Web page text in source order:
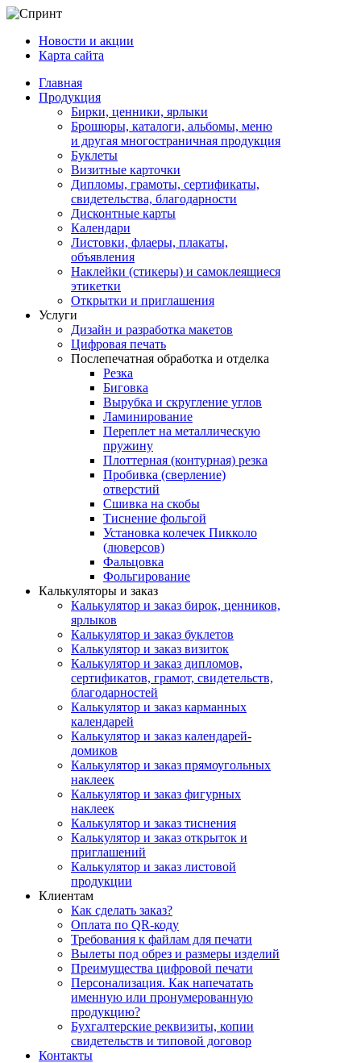
Новости и акции
Карта сайта
Главная
Продукция
Бирки, ценники, ярлыки
Брошюры, каталоги, альбомы, меню
и другая многостраничная продукция
Буклеты
Визитные карточки
Дипломы, грамоты, сертификаты,
свидетельства, благодарности
Дисконтные карты
Календари
Листовки, флаеры, плакаты,
объявления
Наклейки (стикеры) и самоклеящиеся
этикетки
Открытки и приглашения
Услуги
Дизайн и разработка макетов
Цифровая печать
Послепечатная обработка и отделка
Резка
Биговка
Вырубка и скругление углов
Ламинирование
Переплет на металлическую
пружину
Плоттерная (контурная) резка
Пробивка (сверление)
отверстий
Сшивка на скобы
Тиснение фольгой
Установка колечек Пикколо
(люверсов)
Фальцовка
Фольгирование
Калькуляторы и заказ
Калькулятор и заказ бирок, ценников,
ярлыков
Калькулятор и заказ буклетов
Калькулятор и заказ визиток
Калькулятор и заказ дипломов,
сертификатов, грамот, свидетельств,
благодарностей
Калькулятор и заказ карманных
календарей
Калькулятор и заказ календарей-
домиков
Калькулятор и заказ прямоугольных
наклеек
Калькулятор и заказ фигурных
наклеек
Калькулятор и заказ тиснения
Калькулятор и заказ открыток и
приглашений
Калькулятор и заказ листовой
продукции
Клиентам
Как сделать заказ?
Оплата по QR-коду
Требования к файлам для печати
Вылеты под обрез и размеры изделий
Преимущества цифровой печати
Персонализация. Как напечатать
именную или пронумерованную
продукцию?
Бухгалтерские реквизиты, копии
свидетельств и типовой договор
Контакты